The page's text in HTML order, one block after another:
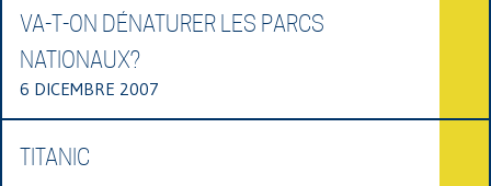
VA-T-ON DÉNATURER LES PARCS
NATIONAUX?
6 DICEMBRE 2007
TITANIC